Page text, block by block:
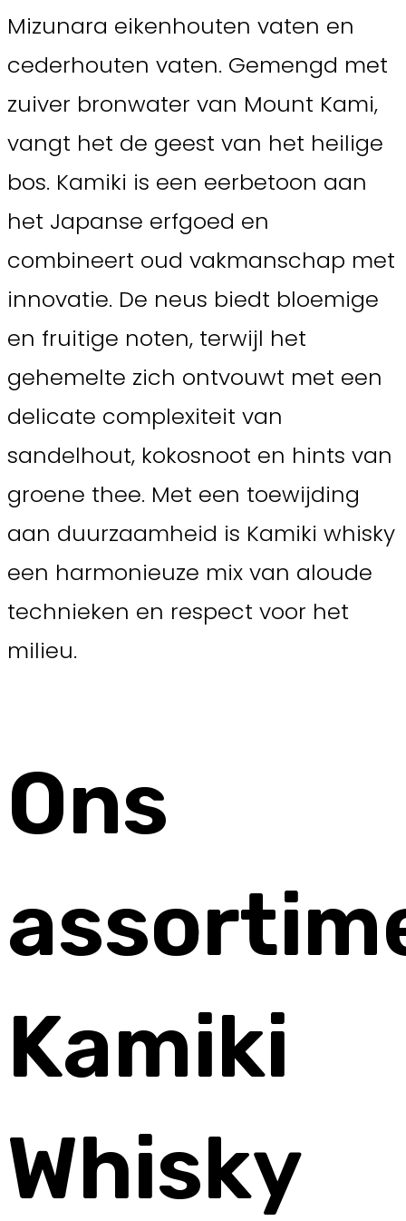
Mizunara eikenhouten vaten en
cederhouten vaten. Gemengd met
zuiver bronwater van Mount Kami,
vangt het de geest van het heilige
bos. Kamiki is een eerbetoon aan
het Japanse erfgoed en
combineert oud vakmanschap met
innovatie. De neus biedt bloemige
en fruitige noten, terwijl het
gehemelte zich ontvouwt met een
delicate complexiteit van
sandelhout, kokosnoot en hints van
groene thee. Met een toewijding
aan duurzaamheid is Kamiki whisky
een harmonieuze mix van aloude
technieken en respect voor het
milieu.
Ons
Kamiki
Whisky